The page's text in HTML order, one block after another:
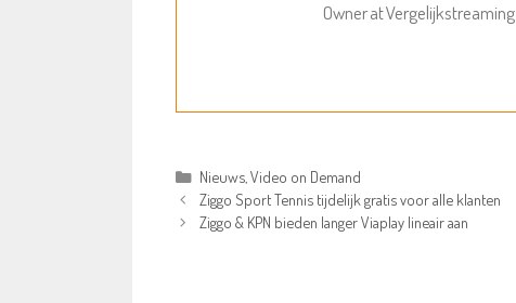
OwneratVergelijkstreaming
Categorieën
Nieuws, Video on Demand
Ziggo Sport Tennis tijdelijk gratis voor alle klanten
Ziggo & KPN bieden langer Viaplay lineair aan